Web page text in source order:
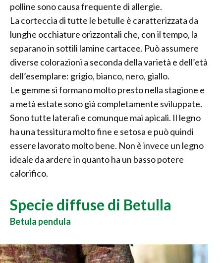
polline sono causa frequente di allergie.
La corteccia di tutte le betulle è caratterizzata da
lunghe occhiature orizzontali che, con il tempo, la
separano in sottili lamine cartacee. Può assumere
diverse colorazioni a seconda della varietà e dell’età
dell’esemplare: grigio, bianco, nero, giallo.
Le gemme si formano molto presto nella stagione e
a metà estate sono già completamente sviluppate.
Sono tutte laterali e comunque mai apicali. Il legno
ha una tessitura molto fine e setosa e può quindi
essere lavorato molto bene. Non è invece un legno
ideale da ardere in quanto ha un basso potere
calorifico.
Specie diffuse di Betulla
Betula pendula